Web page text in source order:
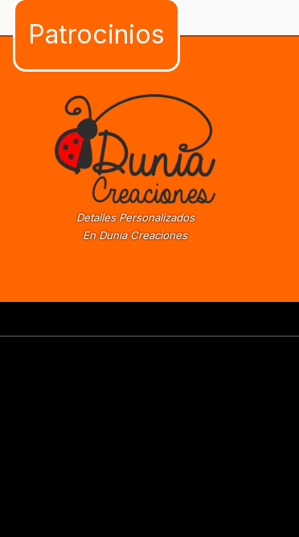
Detalles Personalizados
En Dunia Creaciones